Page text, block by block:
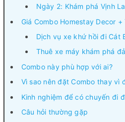
Ngày 2: Khám phá Vịnh
Giá Combo Homestay Decor +
Dịch vụ xe khứ hồi đi Cát
Thuê xe máy khám phá
Combo này phù hợp với ai?
Vì sao nên đặt Combo thay vì
Kinh nghiệm để có chuyến đi
Câu hỏi thường gặp